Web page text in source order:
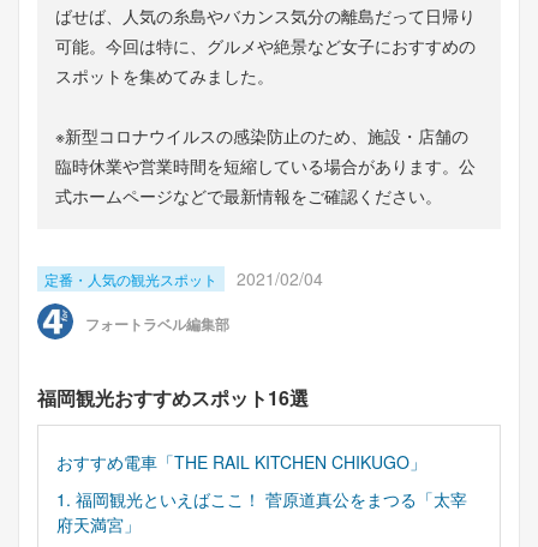
ばせば、人気の糸島やバカンス気分の離島だって日帰り
可能。今回は特に、グルメや絶景など女子におすすめの
スポットを集めてみました。
※新型コロナウイルスの感染防止のため、施設・店舗の
臨時休業や営業時間を短縮している場合があります。公
式ホームページなどで最新情報をご確認ください。
定番・人気の観光スポット 2021/02/04
フォートラベル編集部
福岡観光おすすめスポット16選
おすすめ電車「THE RAIL KITCHEN CHIKUGO」
1. 福岡観光といえばここ！ 菅原道真公をまつる「太宰
府天満宮」